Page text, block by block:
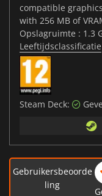
compatible
with 256 MB of
Opslagruimte : 1.3
Leeftijdsclassificatie
Steam Deck:
Gebruikersbeoorde
ling